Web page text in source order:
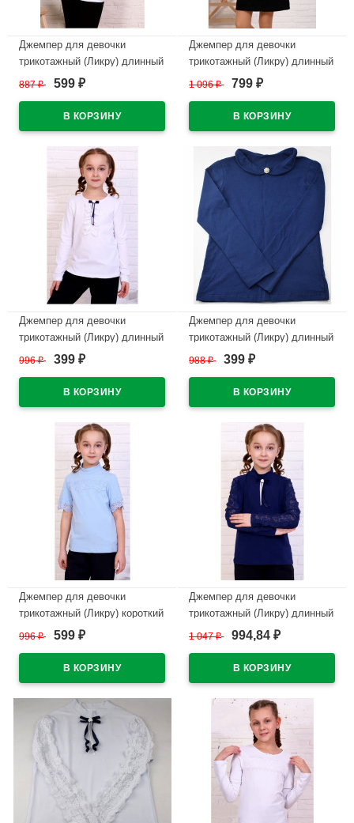
Джемпер для девочки
трикотажный (Ликру) длинный
рукав цвет экрю арт.1135
32/128-40/158
887₽ 599 ₽
Джемпер для девочки
трикотажный (Ликру) длинный
рукав цвет синий арт.3021
1 096₽ 799 ₽
Джемпер для девочки
трикотажный (Ликру) длинный
рукав цвет белый арт.0225
996₽ 399 ₽
Джемпер для девочки
трикотажный (Ликру) длинный
рукав цвет синий арт.3026
36/146-40/158
988₽ 399 ₽
Джемпер для девочки
трикотажный (Ликру) короткий
рукав цвет голубой арт.0228
32/128-42/164
996₽ 599 ₽
Джемпер для девочки
трикотажный (Ликру) длинный
рукав цвет темно-синий
размерный ряд 32/128-40/158
1 047₽ 994,84 ₽